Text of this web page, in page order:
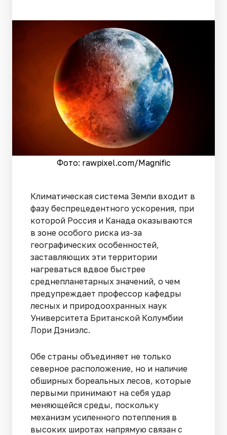
Фото: rawpixel.сom/Magnific
Климатическая система Земли входит в
фазу беспрецедентного ускорения, при
которой Россия и Канада оказываются
в зоне особого риска из-за
географических особенностей,
заставляющих эти территории
нагреваться вдвое быстрее
среднепланетарных значений, о чем
предупреждает профессор кафедры
лесных и природоохранных наук
Университета Британской Колумбии
Лори Дэниэлс.
Обе страны объединяет не только
северное расположение, но и наличие
обширных бореальных лесов, которые
первыми принимают на себя удар
меняющейся среды, поскольку
механизм усиленного потепления в
высоких широтах напрямую связан с